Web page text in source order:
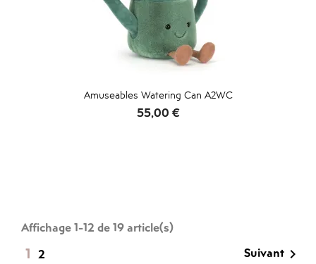
Amuseables Watering Can A2WC
Prix
55,00 €
Affichage 1-12 de 19 article(s)
1 2 Suivant 